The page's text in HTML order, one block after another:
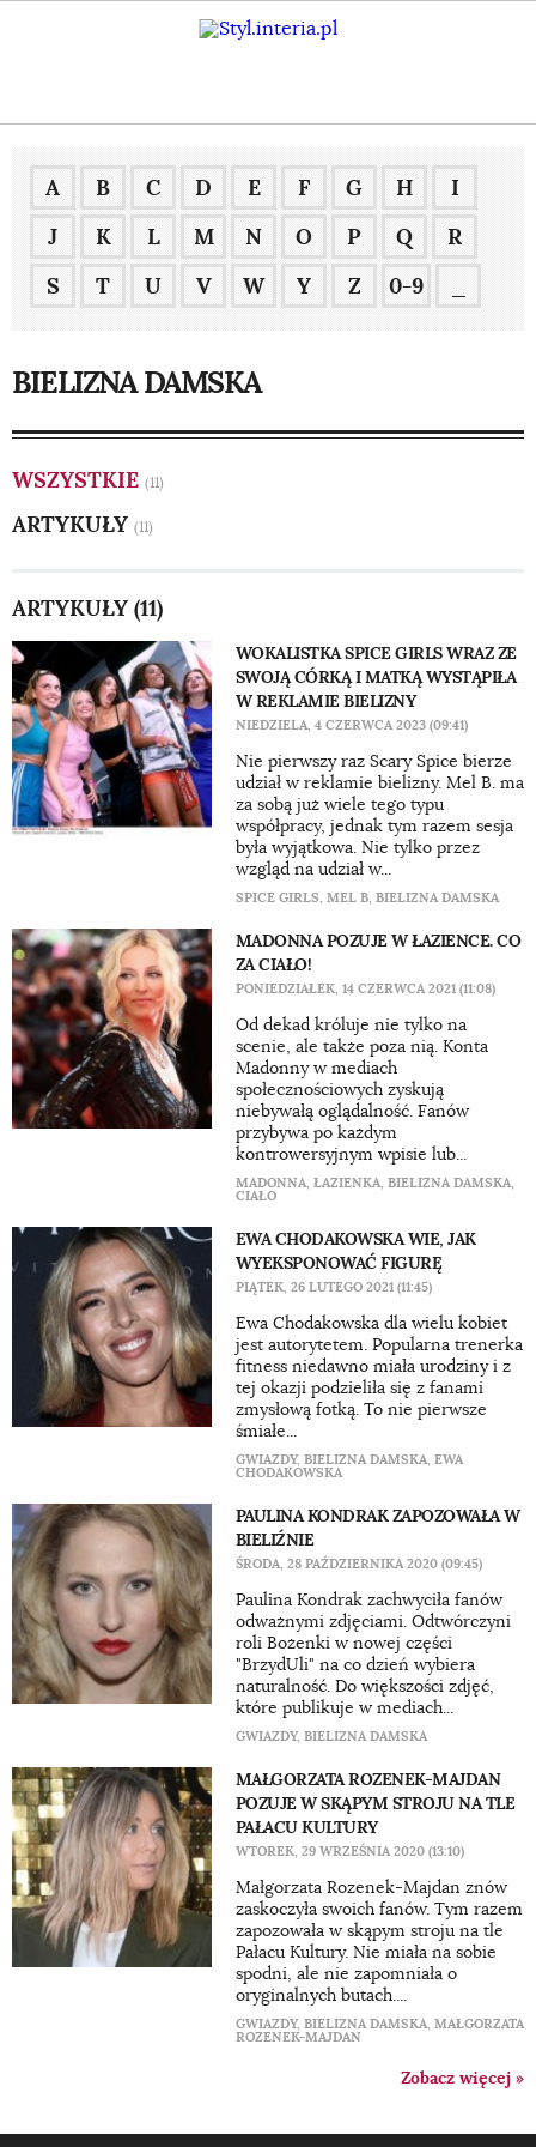
A B C D E F G H
I
J
K L M N O P Q
R
S
T U V W Y Z 0-9
BIELIZNA DAMSKA
WSZYSTKIE (11)
ARTYKUŁY (11)
ARTYKUŁY (11)
WOKALISTKA SPICE GIRLS WRAZ ZE
SWOJĄ CÓRKĄ I MATKĄ WYSTĄPIŁA
W REKLAMIE BIELIZNY
NIEDZIELA, 4 CZERWCA 2023 (09:41)
Nie pierwszy raz Scary Spice bierze
udział w reklamie bielizny. Mel B. ma
za sobą już wiele tego typu
współpracy, jednak tym razem sesja
była wyjątkowa. Nie tylko przez
wzgląd na udział w...
SPICE GIRLS, MEL B, BIELIZNA DAMSKA
MADONNA POZUJE W ŁAZIENCE. CO
ZA CIAŁO!
PONIEDZIAŁEK, 14 CZERWCA 2021 (11:08)
Od dekad króluje nie tylko na
scenie, ale także poza nią. Konta
Madonny w mediach
społecznościowych zyskują
niebywałą oglądalność. Fanów
przybywa po każdym
kontrowersyjnym wpisie lub...
MADONNA, ŁAZIENKA, BIELIZNA DAMSKA,
CIAŁO
EWA CHODAKOWSKA WIE, JAK
WYEKSPONOWAĆ FIGURĘ
PIĄTEK, 26 LUTEGO 2021 (11:45)
Ewa Chodakowska dla wielu kobiet
jest autorytetem. Popularna trenerka
fitness niedawno miała urodziny i z
tej okazji podzieliła się z fanami
zmysłową fotką. To nie pierwsze
śmiałe...
GWIAZDY, BIELIZNA DAMSKA, EWA
CHODAKOWSKA
PAULINA KONDRAK ZAPOZOWAŁA W
BIELIŹNIE
ŚRODA, 28 PAŹDZIERNIKA 2020 (09:45)
Paulina Kondrak zachwyciła fanów
odważnymi zdjęciami. Odtwórczyni
roli Bożenki w nowej części
"BrzydUli" na co dzień wybiera
naturalność. Do większości zdjęć,
które publikuje w mediach...
GWIAZDY, BIELIZNA DAMSKA
MAŁGORZATA ROZENEK-MAJDAN
POZUJE W SKĄPYM STROJU NA TLE
PAŁACU KULTURY
WTOREK, 29 WRZEŚNIA 2020 (13:10)
Małgorzata Rozenek-Majdan znów
zaskoczyła swoich fanów. Tym razem
zapozowała w skąpym stroju na tle
Pałacu Kultury. Nie miała na sobie
spodni, ale nie zapomniała o
oryginalnych butach....
GWIAZDY, BIELIZNA DAMSKA, MAŁGORZATA
ROZENEK-MAJDAN
Zobacz więcej »